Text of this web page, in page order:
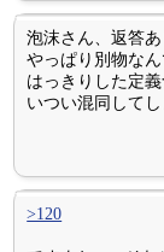
泡沫さん、返答
やっぱり別物な
はっきりした定
いつい混同して
>120